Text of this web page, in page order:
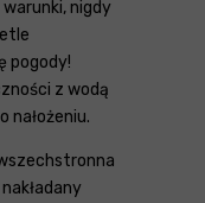
nigdy
pogody!
z wodą
nałożeniu.